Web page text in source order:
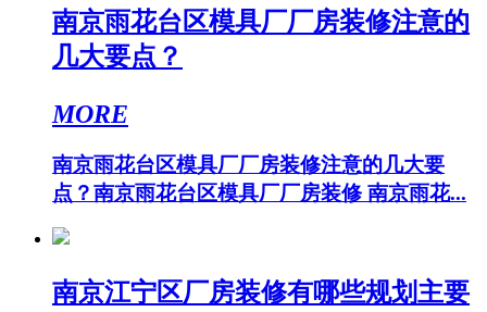
南京雨花台区模具厂厂房装修注意的
几大要点？
MORE
南京雨花台区模具厂厂房装修注意的几大要
点？南京雨花台区模具厂厂房装修 南京雨花...
南京江宁区厂房装修有哪些规划主要